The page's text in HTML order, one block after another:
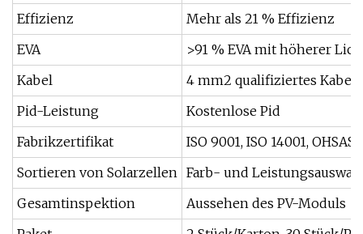
Effizienz
Mehr als 21 % Effizienz
EVA
>91 % EVA mit höherer
Kabel
4 mm2 qualifiziertes Kabel
Pid-Leistung
Kostenlose Pid
Fabrikzertifikat
ISO 9001, ISO 14001, OHSAS
Sortieren von Solarzellen Farb- und
Gesamtinspektion
Aussehen des PV-Moduls